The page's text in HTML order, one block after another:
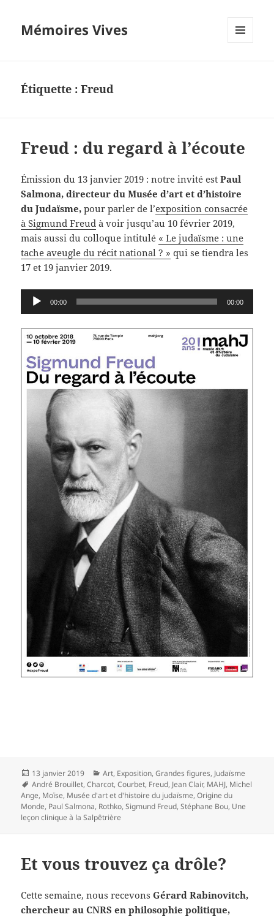
Mémoires Vives
Étiquette :Freud
Freud : du regard à l’écoute
Émission du 13 janvier 2019 : notre invité estPaul
Salmona, directeur du Musée d’art et d’histoire
du Judaïsme, pour parler de l’exposition consacrée
à Sigmund Freud à voir jusqu’au 10 février 2019,
mais aussi du colloque intitulé « Le judaïsme : une
tache aveugle du récit national ? » qui se tiendra les
17 et 19 janvier 2019.
Lecteur
audio
00:00 00:00
Publié
le
13 janvier 2019 Catégories
Art, Exposition,Grandes figures, Judaïsme
Mots-
clés
André Brouillet,Charcot,Courbet, Freud, Jean Clair, MAHJ, Michel
Ange, Moïse, Musée d'art et d'histoire du judaïsme,Origine du
Monde, Paul Salmona, Rothko,Sigmund Freud,Stéphane Bou, Une
leçon clinique à la Salpêtrière
Et vous trouvez ça drôle?
Cette semaine, nous recevonsGérard Rabinovitch,
chercheur au CNRS en philosophie politique,